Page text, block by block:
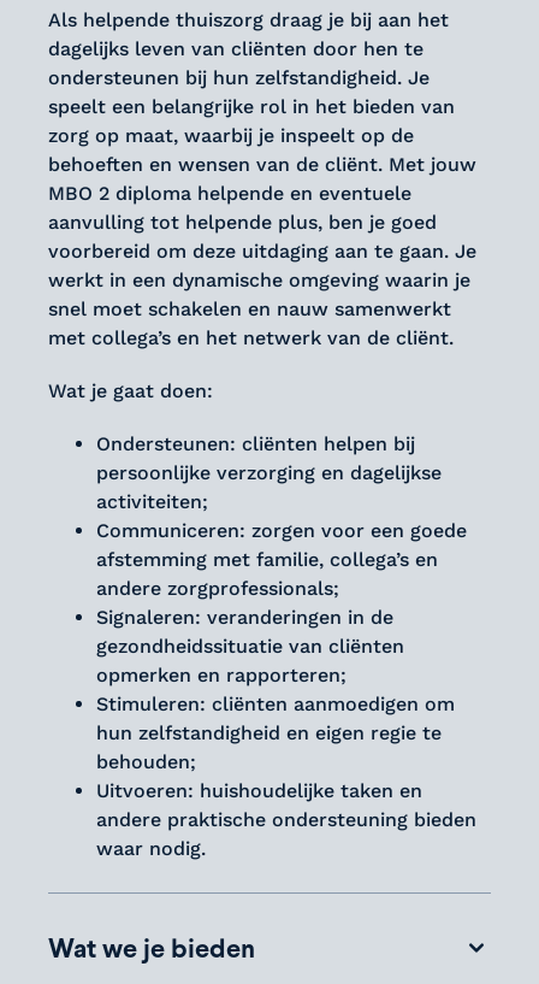
Als helpende thuiszorg draag je bij aan het
dagelijks leven van cliënten door hen te
ondersteunen bij hun zelfstandigheid. Je
speelt een belangrijke rol in het bieden van
zorg op maat, waarbij je inspeelt op de
behoeften en wensen van de cliënt. Met jouw
MBO 2 diploma helpende en eventuele
aanvulling tot helpende plus, ben je goed
voorbereid om deze uitdaging aan te gaan. Je
werkt in een dynamische omgeving waarin je
snel moet schakelen en nauw samenwerkt
met collega’s en het netwerk van de cliënt.
Wat je gaat doen:
Ondersteunen: cliënten helpen bij
persoonlijke verzorging en dagelijkse
activiteiten;
Communiceren: zorgen voor een goede
afstemming met familie, collega’s en
andere zorgprofessionals;
Signaleren: veranderingen in de
gezondheidssituatie van cliënten
opmerken en rapporteren;
Stimuleren: cliënten aanmoedigen om
hun zelfstandigheid en eigen regie te
behouden;
Uitvoeren: huishoudelijke taken en
andere praktische ondersteuning bieden
waar nodig.
Wat we je bieden